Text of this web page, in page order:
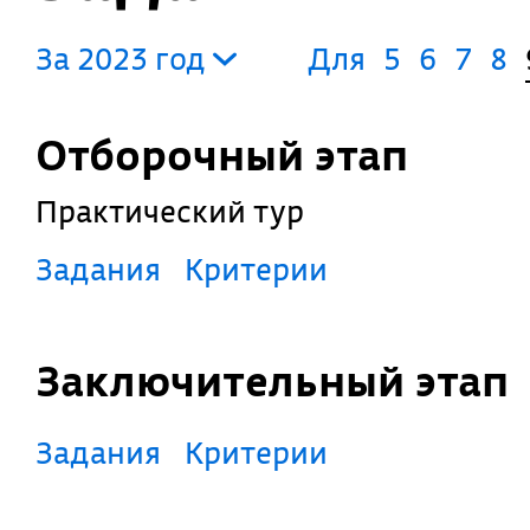
За 2023 год Для 5 6 7 8
Отборочный этап
Практический тур
Задания
Критерии
Заключительный этап
Задания Критерии